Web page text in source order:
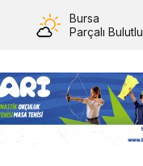
Bursa
Parçalı Bulutlu